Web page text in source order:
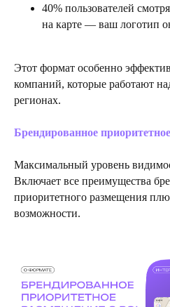
40% пользователей
на карте — ваш логотип
Этот формат особенно
компаний, которые работают
регионах.
Брендированное
Максимальный уровень
Включает все преимущества
приоритетного размещения
возможности.